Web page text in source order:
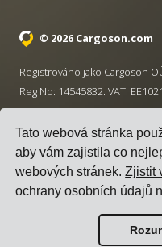
Tato webová stránka
aby vám zajistila co
webových stránek.Zjistit
ochrany osobních údajů
© 2026 Cargoson.com
Registrováno jako Cargoson
Reg No: 14545832. VAT:
+372 5555 0028 ·
Smluvní podmínky |
Zásady používání cookies